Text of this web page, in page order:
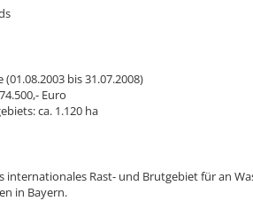
bis 31.07.2008)
Euro
ca. 1.120 ha
Rast- und Brutgebiet für an
in Bayern.